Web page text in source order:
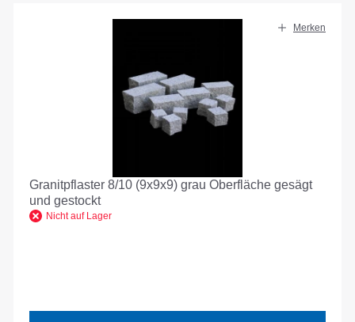
Merken
Granitpflaster 8/10 (9x9x9) grau Oberfläche gesägt
und gestockt
Nicht auf Lager